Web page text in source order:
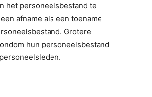
het personeelsbestand te
afname als een toename
Grotere
hun personeelsbestand